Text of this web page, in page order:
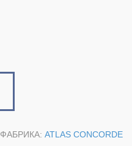
ФАБРИКА: ATLAS CONCORDE